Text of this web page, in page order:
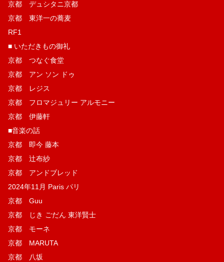
京都 デュシタニ京都
京都 東洋一の蕎麦
RF1
■ いただきもの御礼
京都 つなぐ食堂
京都 アン ソン ドゥ
京都 レジス
京都 フロマジュリー アルモニー
京都 伊藤軒
■音楽の話
京都 即今 藤本
京都 辻布紗
京都 アンドブレッド
2024年11月 Paris パリ
京都 Guu
京都 じき ごだん 東洋賢士
京都 モーネ
京都 MARUTA
京都 八坂